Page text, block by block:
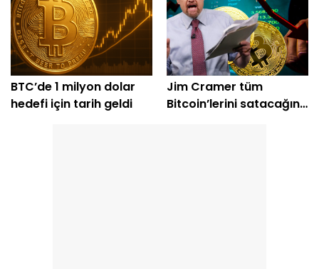
BTC’de 1 milyon dolar
hedefi için tarih geldi
Jim Cramer tüm
Bitcoin’lerini satacağını